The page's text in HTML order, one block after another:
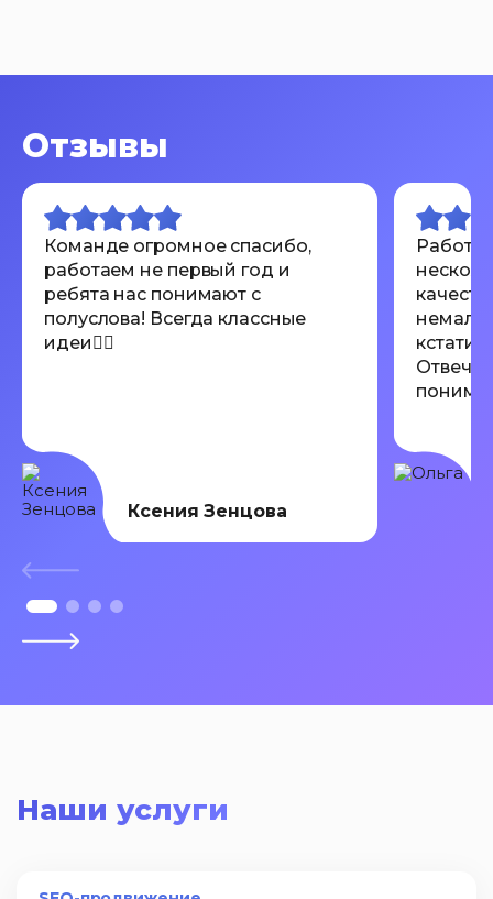
Отзывы
Команде огромное спасибо,
работаем не первый год и
ребята нас понимают с
полуслова! Всегда классные
идеи👍🏾
Ксения Зенцова
кстати
Наши услуги